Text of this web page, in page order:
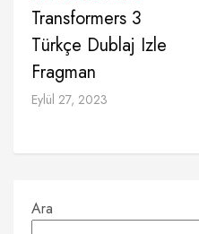
Transformers 3
Türkçe Dublaj Izle
Fragman
Eylül 27, 2023
Ara